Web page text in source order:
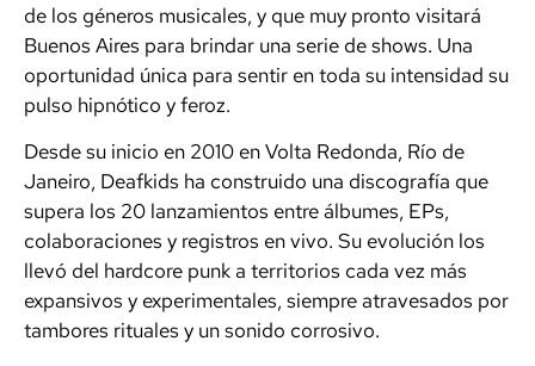
de los géneros musicales, y que muy pronto visitará
Buenos Aires para brindar una serie de shows. Una
oportunidad única para sentir en toda su intensidad su
pulso hipnótico y feroz.
Desde su inicio en 2010 en Volta Redonda, Río de
Janeiro, Deafkids ha construido una discografía que
supera los 20 lanzamientos entre álbumes, EPs,
colaboraciones y registros en vivo. Su evolución los
llevó del hardcore punk a territorios cada vez más
expansivos y experimentales, siempre atravesados por
tambores rituales y un sonido corrosivo.